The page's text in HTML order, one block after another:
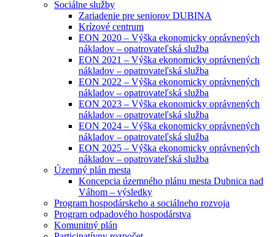
Sociálne služby
Zariadenie pre seniorov DUBINA
Krízové centrum
EON 2020 – Výška ekonomicky oprávnených
nákladov – opatrovateľská služba
EON 2021 – Výška ekonomicky oprávnených
nákladov – opatrovateľská služba
EON 2022 – Výška ekonomicky oprávnených
nákladov – opatrovateľská služba
EON 2023 – Výška ekonomicky oprávnených
nákladov – opatrovateľská služba
EON 2024 – Výška ekonomicky oprávnených
nákladov – opatrovateľská služba
EON 2025 – Výška ekonomicky oprávnených
nákladov – opatrovateľská služba
Územný plán mesta
Koncepcia územného plánu mesta Dubnica nad
Váhom – výsledky
Program hospodárskeho a sociálneho rozvoja
Program odpadového hospodárstva
Komunitný plán